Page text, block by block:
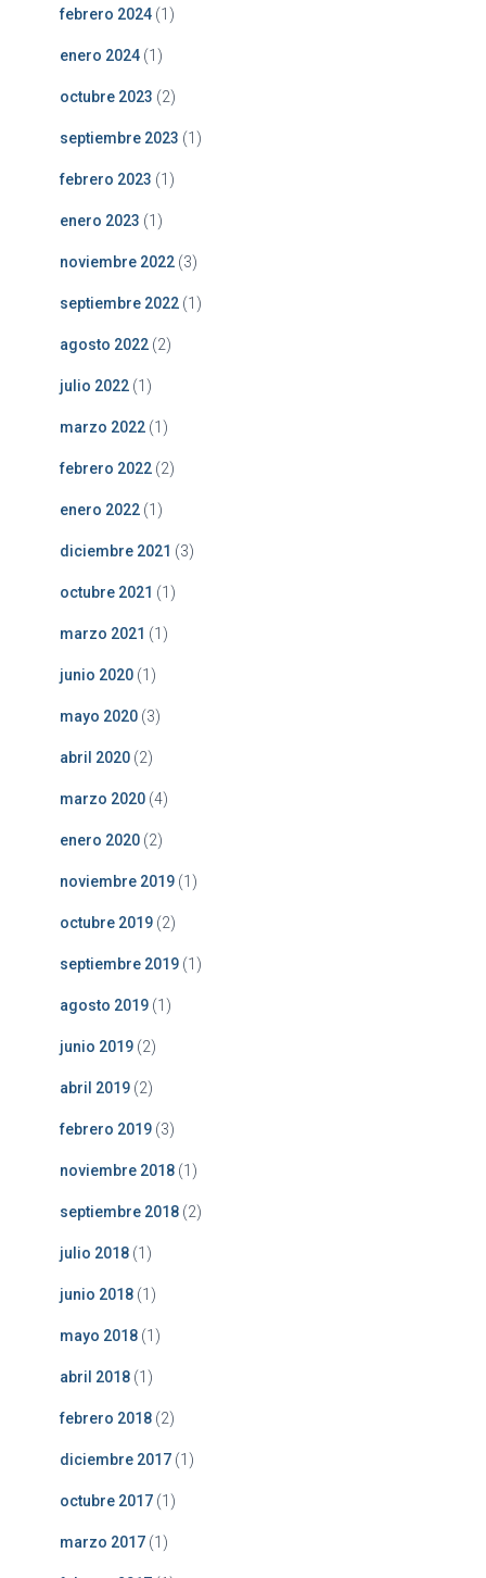
febrero 2024 (1)
enero 2024 (1)
octubre 2023 (2)
septiembre 2023 (1)
febrero 2023 (1)
enero 2023 (1)
noviembre 2022 (3)
septiembre 2022 (1)
agosto 2022 (2)
julio 2022 (1)
marzo 2022 (1)
febrero 2022 (2)
enero 2022 (1)
diciembre 2021 (3)
octubre 2021 (1)
marzo 2021 (1)
junio 2020 (1)
mayo 2020 (3)
abril 2020 (2)
marzo 2020 (4)
enero 2020 (2)
noviembre 2019 (1)
octubre 2019 (2)
septiembre 2019 (1)
agosto 2019 (1)
junio 2019 (2)
abril 2019 (2)
febrero 2019 (3)
noviembre 2018 (1)
septiembre 2018 (2)
julio 2018 (1)
junio 2018 (1)
mayo 2018 (1)
abril 2018 (1)
febrero 2018 (2)
diciembre 2017 (1)
octubre 2017 (1)
marzo 2017 (1)